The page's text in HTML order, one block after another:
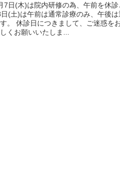
7日(木)は院内研修の為、午前を休診
(土)は午前は通常診療のみ、午後
して、ご迷惑をお掛けしますが、 ご理解の程よ
くお願いいたしま...